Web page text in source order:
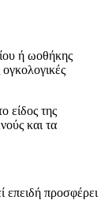
ή ωοθήκης
είδος της
και τα
επειδή προσφέρει